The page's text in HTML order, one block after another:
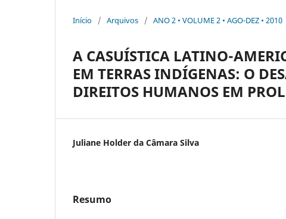
Início / Arquivos / ANO 2 • VOLUME 2 • AGO-DEZ • 2010
A CASUÍSTICA LATINO-
EM TERRAS INDÍGENAS: O
DIREITOS HUMANOS EM
Juliane Holder da Câmara Silva
Resumo